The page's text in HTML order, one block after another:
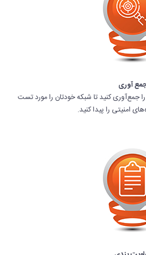
آوری
جمع‌آوری کنید تا شبکه خودتان را مورد تست
امنیتی را پیدا کنید.